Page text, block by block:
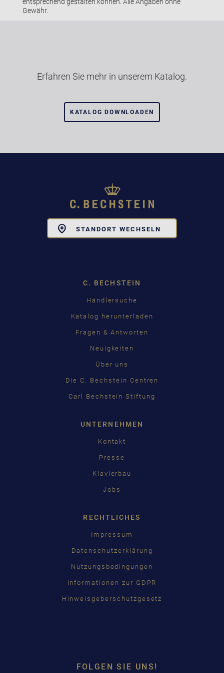
Gewähr.
Erfahren Sie mehr in unserem Katalog.
KATALOG DOWNLOADEN
STANDORT WECHSELN
C. BECHSTEIN
Händlersuche
Katalog herunterladen
Fragen & Antworten
Neuigkeiten
Über uns
Die C. Bechstein Centren
Carl Bechstein Stiftung
UNTERNEHMEN
Kontakt
Presse
Klavierbau
Jobs
RECHTLICHES
Impressum
Datenschutzerklärung
Nutzungsbedingungen
Informationen zur GDPR
Hinweisgeberschutzgesetz
FOLGEN SIE UNS!